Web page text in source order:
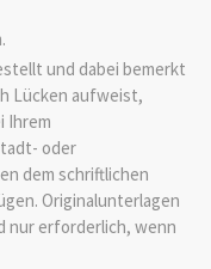
und dabei bemerkt
Lücken aufweist,
Ihrem
oder
dem schriftlichen
Originalunterlagen
nur erforderlich, wenn